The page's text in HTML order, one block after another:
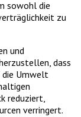
sowohl die
zu
und
dass
die Umwelt
reduziert,
verringert.